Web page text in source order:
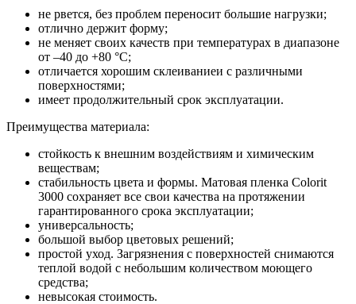
не рвется, без проблем переносит большие нагрузки;
отлично держит форму;
не меняет своих качеств при температурах в диапазоне
от –40 до +80 °С;
отличается хорошим склеиваниеи с различными
поверхностями;
имеет продолжительный срок эксплуатации.
Преимущества материала:
стойкость к внешним воздействиям и химическим
веществам;
стабильность цвета и формы. Матовая пленка Colorit
3000 сохраняет все свои качества на протяжении
гарантированного срока эксплуатации;
универсальность;
большой выбор цветовых решений;
простой уход. Загрязнения с поверхностей снимаются
теплой водой с небольшим количеством моющего
средства;
невысокая стоимость.